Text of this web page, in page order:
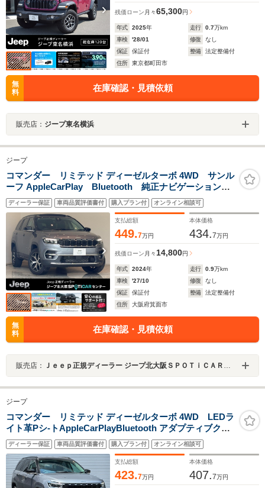
残価ローン 月々65,300円
年式 2025年 走行 0.7万km
車検
'28/01 修復
なし
保証
保証付 整備
法定整備付
住所
東京都町田市
無
料
在庫確認・見積依頼
販売店： ジープ東名横浜
ジープ
コマンダー リミテッド ディーゼルターボ 4WD サンル
ーフ AppleCarPlay Bluetooth 純正ナビゲーション
レザーシート シートヒーター パワーシート 前面衝
突警報 LEDヘッドライト アダプティブクルーズコン
トロール 認定中古車保証付
ディーラー保証 車両品質評価書付 購入プラン付 オンライン相談可
支払総額
449.7万円
本体価格
434.7万円
残価ローン 月々 14,800円
年式 2024年 走行 0.9万km
車検
'27/10 修復
なし
保証
保証付 整備
法定整備付
住所
大阪府箕面市
無
料
在庫確認・見積依頼
販売店： Ｊｅｅｐ正規ディーラー ジープ北大阪ＳＰＯＴｉＣＡＲセンター
ジープ
コマンダー リミテッド ディーゼルターボ 4WD LEDラ
イト革Pシ-トAppleCarPlayBluetooth アダプティブクル-
ズコントロ-ル 純正ナビ Sヒ-タ- 360カメラ ブラインドス
ポットモニタ- 純正アルミホイール レーンキープアシスト
電動リアゲ-ト ETC2.0 認定中古車保証付
ディーラー保証 車両品質評価書付 購入プラン付 オンライン相談可
支払総額
423.7万円
本体価格
407.7万円